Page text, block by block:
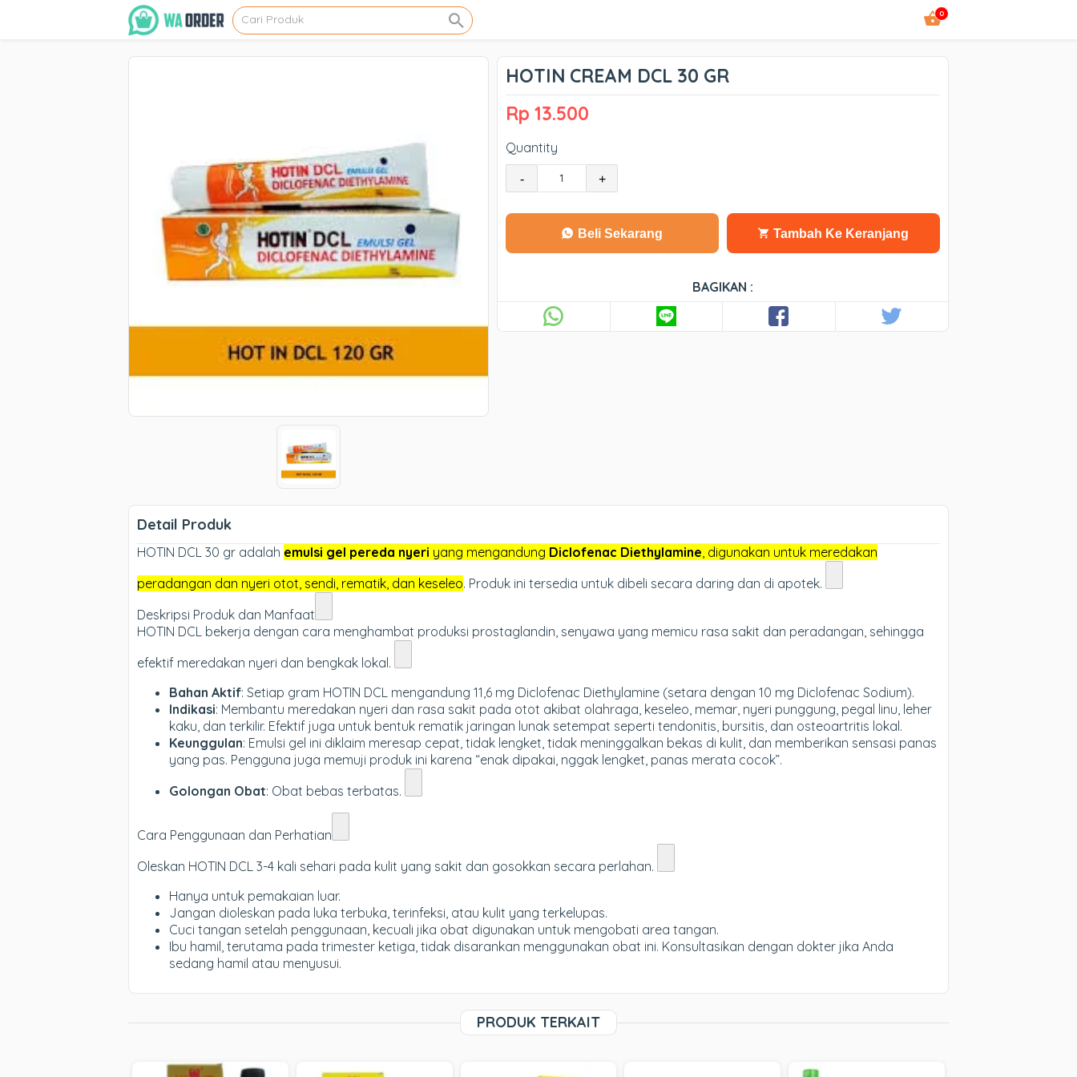
0
HOTIN CREAM DCL 30 GR
Rp 13.500
Quantity
- +
Beli Sekarang Tambah Ke Keranjang
BAGIKAN :
Detail Produk
HOTIN DCL 30 gr adalah emulsi gel pereda nyeri yang mengandung Diclofenac Diethylamine, digunakan untuk meredakan
peradangan dan nyeri otot, sendi, rematik, dan keseleo. Produk ini tersedia untuk dibeli secara daring dan di apotek.
Deskripsi Produk dan Manfaat
HOTIN DCL bekerja dengan cara menghambat produksi prostaglandin, senyawa yang memicu rasa sakit dan peradangan, sehingga
efektif meredakan nyeri dan bengkak lokal.
Bahan Aktif: Setiap gram HOTIN DCL mengandung 11,6 mg Diclofenac Diethylamine (setara dengan 10 mg Diclofenac Sodium).
Indikasi: Membantu meredakan nyeri dan rasa sakit pada otot akibat olahraga, keseleo, memar, nyeri punggung, pegal linu, leher
kaku, dan terkilir. Efektif juga untuk bentuk rematik jaringan lunak setempat seperti tendonitis, bursitis, dan osteoartritis lokal.
Keunggulan: Emulsi gel ini diklaim meresap cepat, tidak lengket, tidak meninggalkan bekas di kulit, dan memberikan sensasi panas
yang pas. Pengguna juga memuji produk ini karena “enak dipakai, nggak lengket, panas merata cocok”.
Golongan Obat: Obat bebas terbatas.
Cara Penggunaan dan Perhatian
Oleskan HOTIN DCL 3-4 kali sehari pada kulit yang sakit dan gosokkan secara perlahan.
Hanya untuk pemakaian luar.
Jangan dioleskan pada luka terbuka, terinfeksi, atau kulit yang terkelupas.
Cuci tangan setelah penggunaan, kecuali jika obat digunakan untuk mengobati area tangan.
Ibu hamil, terutama pada trimester ketiga, tidak disarankan menggunakan obat ini. Konsultasikan dengan dokter jika Anda
sedang hamil atau menyusui.
PRODUK TERKAIT